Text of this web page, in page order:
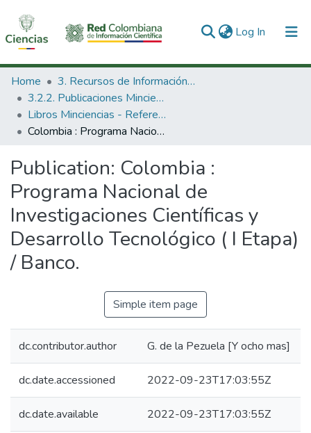
Log In (current)
Communities & Collections
All of DSpace
Statistics
Home
3. Recursos de Información Científica y Tecnológica
3.2.2. Publicaciones Minciencias
Libros Minciencias - Referenciales
Colombia : Programa Nacional de Investigaciones Científicas y Desarrollo Tecnológico ( I Etapa) / Banco.
Publication: Colombia :
Programa Nacional de
Investigaciones Científicas y
Desarrollo Tecnológico ( I Etapa)
/ Banco.
Simple item page
dc.contributor.author G. de la Pezuela [Y ocho mas]
dc.date.accessioned 2022-09-23T17:03:55Z
dc.date.available 2022-09-23T17:03:55Z